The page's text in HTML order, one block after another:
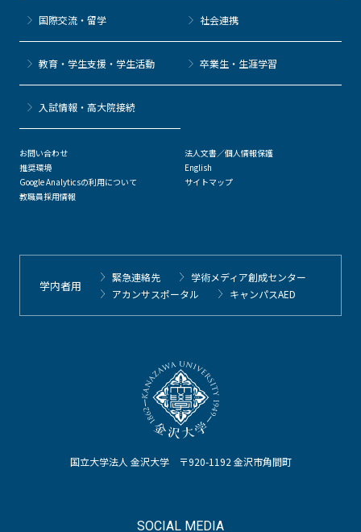
国立大学法人 金沢大学 〒920-1192 金沢市角間町
SOCIAL MEDIA
国際交流・留学 社会連携
教育・学生支援・学生活動 卒業生・生涯学習
⼊試情報・高大院接続
お問い合わせ
推奨環境
Google Analyticsの利用について
教職員採用情報
法人文書／個人情報保護
English
サイトマップ
学内者用
緊急連絡先
学術メディア創成センター
アカンサスポータル
キャンパスAED